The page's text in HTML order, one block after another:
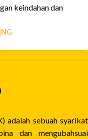
keindahan dan
adalah sebuah syarikat
dan mengubahsuai